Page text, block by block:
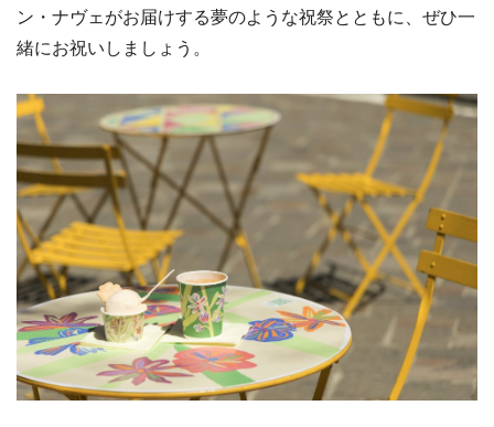
ン・ナヴェがお届けする夢のような祝祭とともに、ぜひ一
緒にお祝いしましょう。